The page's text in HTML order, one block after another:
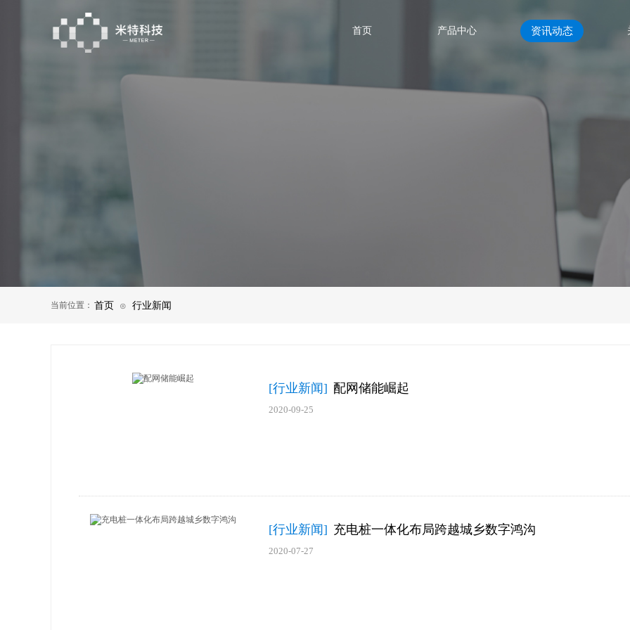
首页 产品中心 资讯动态
当前位置： 首页 ⊙ 行业新闻
[行业新闻] 配网储能崛起
2020-09-25
[行业新闻] 充电桩一体化布局跨越城乡数字鸿沟
2020-07-27